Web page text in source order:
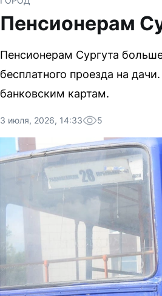
Пенсионерам
Пенсионерам Сургута
бесплатного проезда на
банковским картам.
3 июля, 2026, 14:33 5